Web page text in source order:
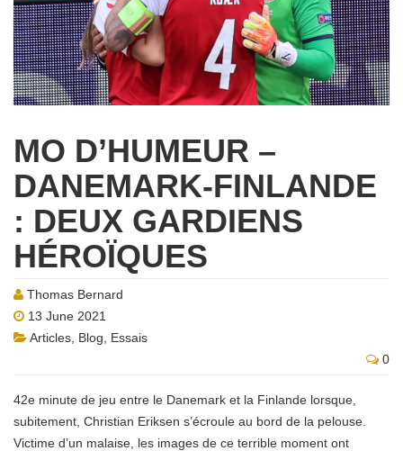
MO D’HUMEUR –
DANEMARK-FINLANDE
: DEUX GARDIENS
HÉROÏQUES
Thomas Bernard
13 June 2021
Articles Blog
Essais
0
42e minute de jeu entre le Danemark et la Finlande lorsque,
subitement, Christian Eriksen s’écroule au bord de la pelouse.
Victime d’un malaise, les images de ce terrible moment ont